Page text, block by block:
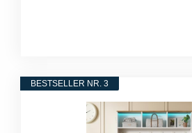
BESTSELLER NR. 3